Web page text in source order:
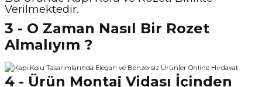
Verilmektedir.
3 - O Zaman Nasıl Bir Rozet
Almalıyım ?
4 - Ürün Montaj Vidası İçinden